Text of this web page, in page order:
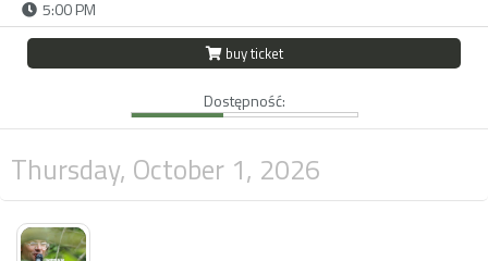
5:00 PM
buy ticket
Dostępność:
Thursday, October 1, 2026